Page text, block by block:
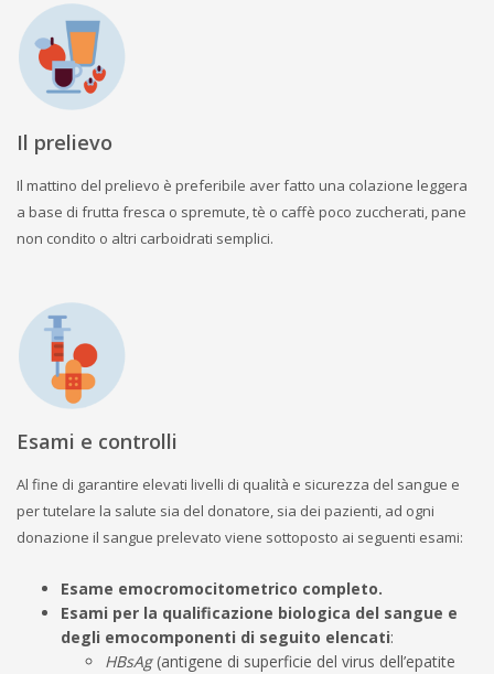
Il prelievo
Il mattino del prelievo è preferibile aver fatto una colazione leggera
a base di frutta fresca o spremute, tè o caffè poco zuccherati, pane
non condito o altri carboidrati semplici.
Esami e controlli
Al fine di garantire elevati livelli di qualità e sicurezza del sangue e
per tutelare la salute sia del donatore, sia dei pazienti, ad ogni
donazione il sangue prelevato viene sottoposto ai seguenti esami:
Esame emocromocitometrico completo.
Esami per la qualificazione biologica del sangue e
degli emocomponenti di seguito elencati:
HBsAg(antigene di superficie del virus dell’epatite